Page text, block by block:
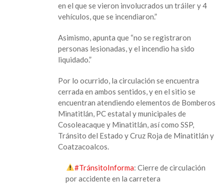
en el que se vieron involucrados un tráiler y 4
vehículos, que se incendiaron.”
Asimismo, apunta que “no se registraron
personas lesionadas, y el incendio ha sido
liquidado.”
Por lo ocurrido, la circulación se encuentra
cerrada en ambos sentidos, y en el sitio se
encuentran atendiendo elementos de Bomberos
Minatitlán, PC estatal y municipales de
Cosoleacaque y Minatitlán, así como SSP,
Tránsito del Estado y Cruz Roja de Minatitlán y
Coatzacoalcos.
#TránsitoInforma: Cierre de circulación
por accidente en la carretera